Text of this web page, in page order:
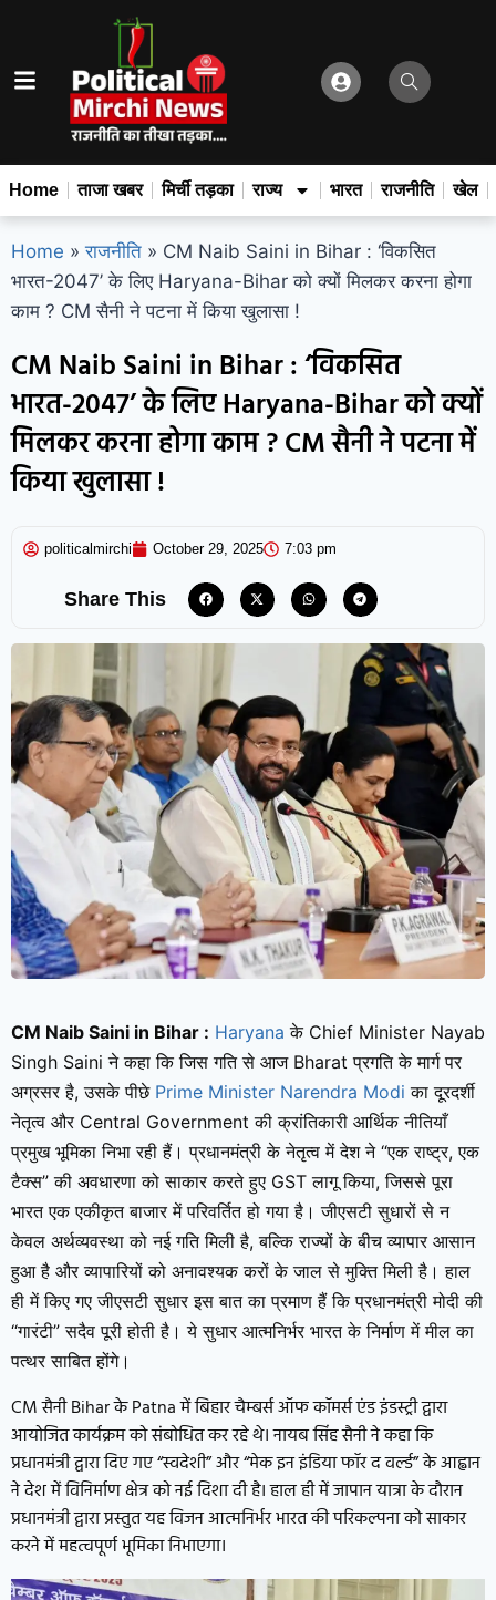
Home ताजा खबर मिर्ची तड़का राज्य भारत राजनीति खेल
Home » राजनीति » CM Naib Saini in Bihar : ‘विकसित
भारत-2047’ के लिए Haryana-Bihar को क्यों मिलकर करना होगा
काम ? CM सैनी ने पटना में किया खुलासा !
CM Naib Saini in Bihar : ‘विकसित
भारत-2047’ के लिए Haryana-Bihar को क्यों
मिलकर करना होगा काम ? CM सैनी ने पटना में
किया खुलासा !
politicalmirchi October 29, 2025 7:03 pm
Share This
CM Naib Saini in Bihar : Haryana के Chief Minister Nayab
Singh Saini ने कहा कि जिस गति से आज Bharat प्रगति के मार्ग पर
अग्रसर है, उसके पीछे Prime Minister Narendra Modi का दूरदर्शी
नेतृत्व और Central Government की क्रांतिकारी आर्थिक नीतियाँ
प्रमुख भूमिका निभा रही हैं। प्रधानमंत्री के नेतृत्व में देश ने “एक राष्ट्र, एक
टैक्स” की अवधारणा को साकार करते हुए GST लागू किया, जिससे पूरा
भारत एक एकीकृत बाजार में परिवर्तित हो गया है। जीएसटी सुधारों से न
केवल अर्थव्यवस्था को नई गति मिली है, बल्कि राज्यों के बीच व्यापार आसान
हुआ है और व्यापारियों को अनावश्यक करों के जाल से मुक्ति मिली है। हाल
ही में किए गए जीएसटी सुधार इस बात का प्रमाण हैं कि प्रधानमंत्री मोदी की
“गारंटी” सदैव पूरी होती है। ये सुधार आत्मनिर्भर भारत के निर्माण में मील का
पत्थर साबित होंगे।
CM सैनी Bihar के Patna में बिहार चैम्बर्स ऑफ कॉमर्स एंड इंडस्ट्री द्वारा
आयोजित कार्यक्रम को संबोधित कर रहे थे। नायब सिंह सैनी ने कहा कि
प्रधानमंत्री द्वारा दिए गए “स्वदेशी” और “मेक इन इंडिया फॉर द वर्ल्ड” के आह्वान
ने देश में विनिर्माण क्षेत्र को नई दिशा दी है। हाल ही में जापान यात्रा के दौरान
प्रधानमंत्री द्वारा प्रस्तुत यह विजन आत्मनिर्भर भारत की परिकल्पना को साकार
करने में महत्वपूर्ण भूमिका निभाएगा।